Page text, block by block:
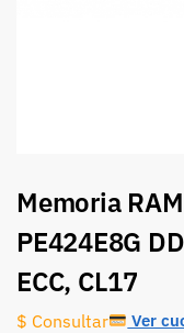
Memoria
PE424E8G
ECC, CL17
$ Consultar Ver